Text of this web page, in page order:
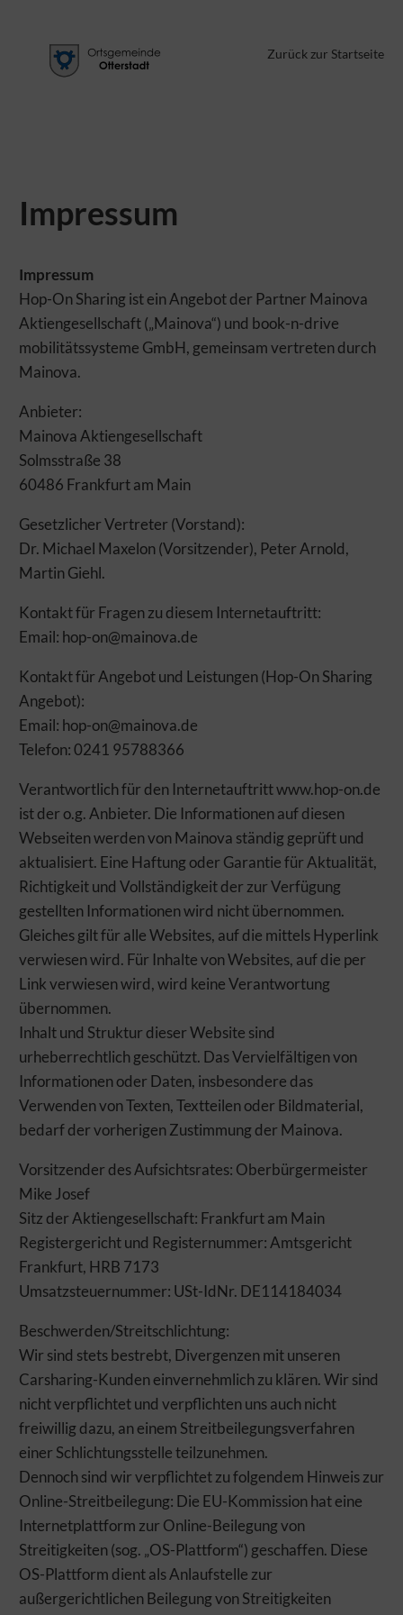
Zurück zur Startseite
Impressum
Impressum
Hop-On Sharing ist ein Angebot der Partner Mainova
Aktiengesellschaft („Mainova“) und book-n-drive
mobilitätssysteme GmbH, gemeinsam vertreten durch
Mainova.
Anbieter:
Mainova Aktiengesellschaft
Solmsstraße 38
60486 Frankfurt am Main
Gesetzlicher Vertreter (Vorstand):
Dr. Michael Maxelon (Vorsitzender), Peter Arnold,
Martin Giehl.
Kontakt für Fragen zu diesem Internetauftritt:
Email: hop-on@mainova.de
Kontakt für Angebot und Leistungen (Hop-On Sharing
Angebot):
Email: hop-on@mainova.de
Telefon: 0241 95788366
Verantwortlich für den Internetauftritt www.hop-on.de
ist der o.g. Anbieter. Die Informationen auf diesen
Webseiten werden von Mainova ständig geprüft und
aktualisiert. Eine Haftung oder Garantie für Aktualität,
Richtigkeit und Vollständigkeit der zur Verfügung
gestellten Informationen wird nicht übernommen.
Gleiches gilt für alle Websites, auf die mittels Hyperlink
verwiesen wird. Für Inhalte von Websites, auf die per
Link verwiesen wird, wird keine Verantwortung
übernommen.
Inhalt und Struktur dieser Website sind
urheberrechtlich geschützt. Das Vervielfältigen von
Informationen oder Daten, insbesondere das
Verwenden von Texten, Textteilen oder Bildmaterial,
bedarf der vorherigen Zustimmung der Mainova.
Vorsitzender des Aufsichtsrates: Oberbürgermeister
Mike Josef
Sitz der Aktiengesellschaft: Frankfurt am Main
Registergericht und Registernummer: Amtsgericht
Frankfurt, HRB 7173
Umsatzsteuernummer: USt-IdNr. DE114184034
Beschwerden/Streitschlichtung:
Wir sind stets bestrebt, Divergenzen mit unseren
Carsharing-Kunden einvernehmlich zu klären. Wir sind
nicht verpflichtet und verpflichten uns auch nicht
freiwillig dazu, an einem Streitbeilegungsverfahren
einer Schlichtungsstelle teilzunehmen.
Dennoch sind wir verpflichtet zu folgendem Hinweis zur
Online-Streitbeilegung: Die EU-Kommission hat eine
Internetplattform zur Online-Beilegung von
Streitigkeiten (sog. „OS-Plattform“) geschaffen. Diese
OS-Plattform dient als Anlaufstelle zur
außergerichtlichen Beilegung von Streitigkeiten
NUTZEN
Gut ist uns nicht gut genug. Wir möchten unsere Energie für ein
bewegt, und um Ihnen die passenden Angebote zuerst
anzuzeigen, brauchen wir jetzt Ihre Zustimmung.
Technologien und Dienste ein. Diese sind entweder für die
Seitenfunktion notwendig, oder sie dienen Analyse- bzw.
Marketingzwecken. Mit einem Klick auf Zustimmen akzeptieren
Sie den Einsatz der nicht erforderlichen Dienste – und dürfen
sich künftig auf noch relevantere Informationen freuen.
vornehmen oder alle Technologien und Dienste ablehnen. Dies
kann allerdings zu einem eingeschränkten Nutzererlebnis
führen. Selbstverständlich haben Sie jederzeit die volle Kontrolle
über Ihre Daten, denn die Auswahl kann jederzeit geändert
werden. Weitere Informationen zur Mainova finden Sie im
Impressum und in den Datenschutzhinweisen.
ERFORDERLICHE COOKIES
Erforderliche Cookies und Dienste sind für das
diese kann unsere Website nicht wie vorgesehen genutzt werden.
Dies gilt insbesondere für Betrieb, Stabilität, Sicherheit und
Weiterentwicklung unseres Angebots sowie zu
Abrechnungszwecken gegenüber unseren Dienstleistern. Diese
Form der Sicherung der Website dient daher auch Ihren
Interessen. Erforderliche Cookies und Dienste können daher
nicht deaktiviert werden.
Mithilfe dieser Cookies und Dienste messen wir den
Datenverkehr und die Funktionalität unserer Websites, um
Design bzw. Inhalte zu testen, Schwachstellen zu analysieren,
Optimierungsmaßnahmen auszuarbeiten und damit Ihr
Benutzererlebnis ständig zu verbessern. Funktionale Cookies
und Dienste ermöglichen angeforderte Funktionen wie das
Abspielen von Videos.
Auswahl übernehmen Alle Cookies akzeptieren